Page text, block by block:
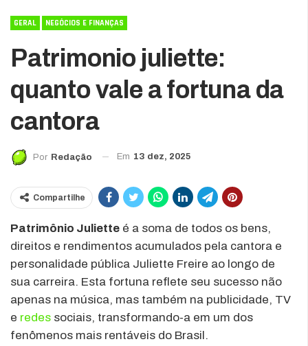
GERAL NEGÓCIOS E FINANÇAS
Patrimonio juliette:
quanto vale a fortuna da
cantora
Por Redação Em 13 dez, 2025
Compartilhe
Patrimônio Juliette é a soma de todos os bens,
direitos e rendimentos acumulados pela cantora e
personalidade pública Juliette Freire ao longo de
sua carreira. Esta fortuna reflete seu sucesso não
apenas na música, mas também na publicidade, TV
e redes sociais, transformando-a em um dos
fenômenos mais rentáveis do Brasil.